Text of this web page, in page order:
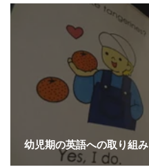
幼児期の英語への取り組み